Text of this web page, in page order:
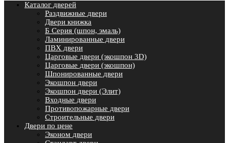
Каталог дверей
Раздвижные двери
Двери книжка
Б Серия (шпон, эмаль)
Ламинированные двери
ПВХ двери
Царговые двери (экошпон 3D)
Царговые двери (экошпон)
Шпонированные двери
Экошпон двери
Экошпон двери (Элит)
Входные двери
Противопожарные двери
Строительные двери
Двери по цене
Эконом двери